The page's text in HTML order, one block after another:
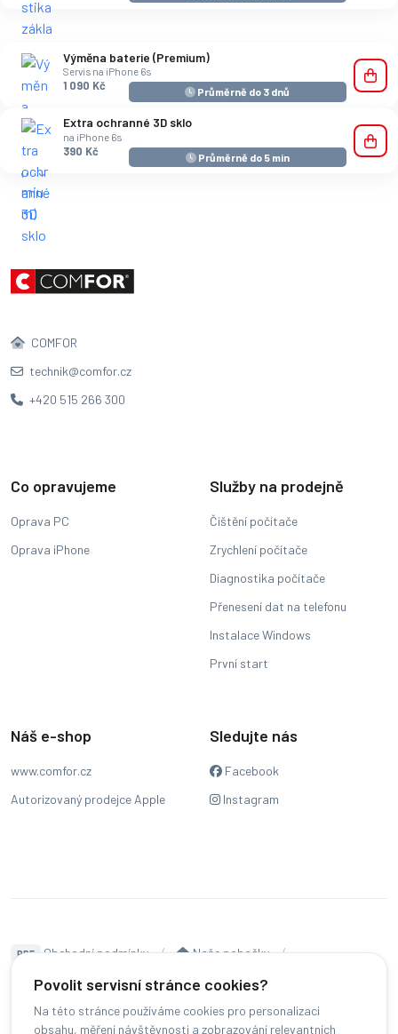
Výměna baterie (Premium)
Servis na iPhone 6s
1 090 Kč
Průměrně do 3 dnů
Extra ochranné 3D sklo
na iPhone 6s
390 Kč
Průměrně do 5 min
Povolit servisní stránce cookies?
Na této stránce používáme cookies pro personalizaci
obsahu, měření návštěvnosti a zobrazování relevantních
COMFOR
technik@comfor.cz
+420 515 266 300
Co opravujeme
Oprava PC
Oprava iPhone
Služby na prodejně
Čištění počítače
Zrychlení počítače
Diagnostika počítače
Přenesení dat na telefonu
Instalace Windows
První start
Náš e-shop
www.comfor.cz
Autorizovaný prodejce Apple
Sledujte nás
Facebook
Instagram
PDF Obchodní podmínky
Naše pobočky
Čeština